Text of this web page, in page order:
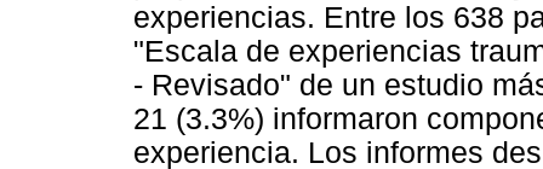
experiencias. Entre los 638
"Escala de experiencias
- Revisado" de un estudio
21 (3.3%) informaron
experiencia. Los informes